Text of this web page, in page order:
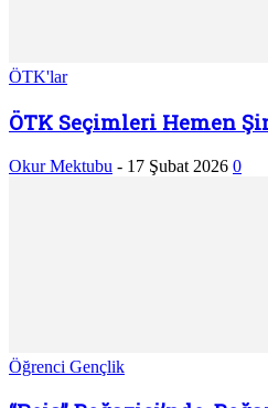
ÖTK'lar
ÖTK Seçimleri Hemen
Okur Mektubu - 17 Şubat 2026 0
Öğrenci Gençlik